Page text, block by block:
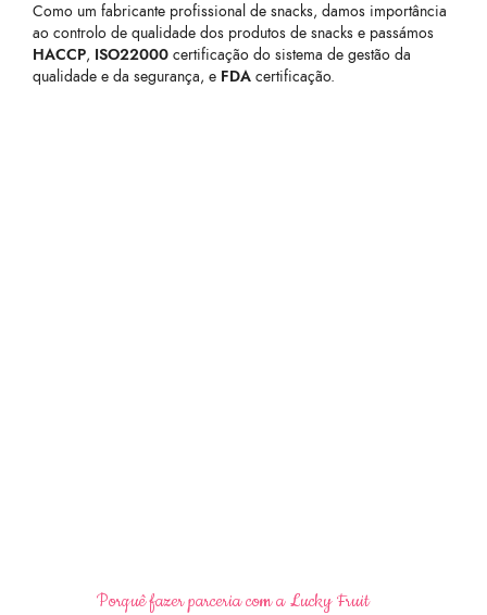
Como um fabricante profissional de snacks, damos importância
ao controlo de qualidade dos produtos de snacks e passámos
HACCP, ISO22000 certificação do sistema de gestão da
qualidade e da segurança, e FDA certificação.
Porquê fazer parceria com a Lucky Fruit